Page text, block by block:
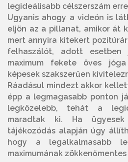
legideálisabb célszerszám
Ugyanis ahogy a videón is
eljön az a pillanat, amikor át
mert annyira kitekert
felhaszálót, adott esetben
maximum fekete öves
képesek szakszerűen
Ráadásul mindezt akkor
épp a legmagasabb ponton
legközelebb, tehát a
maradtak ki. Ha
tájékozódás alapján úgy
hogy a legalkalmasabb
maximumának